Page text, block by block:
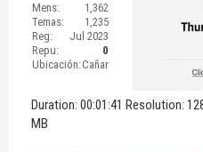
Mens:
1,362
Temas:
1,235
Reg:
Jul 2023
Repu:
0
Ubicación:Cañar
Duration: 00:01:41 Resolution:
MB